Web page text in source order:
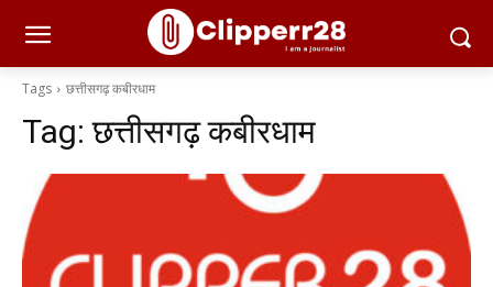
Tags छत्तीसगढ़ कबीरधाम
Tag:छत्तीसगढ़ कबीरधाम